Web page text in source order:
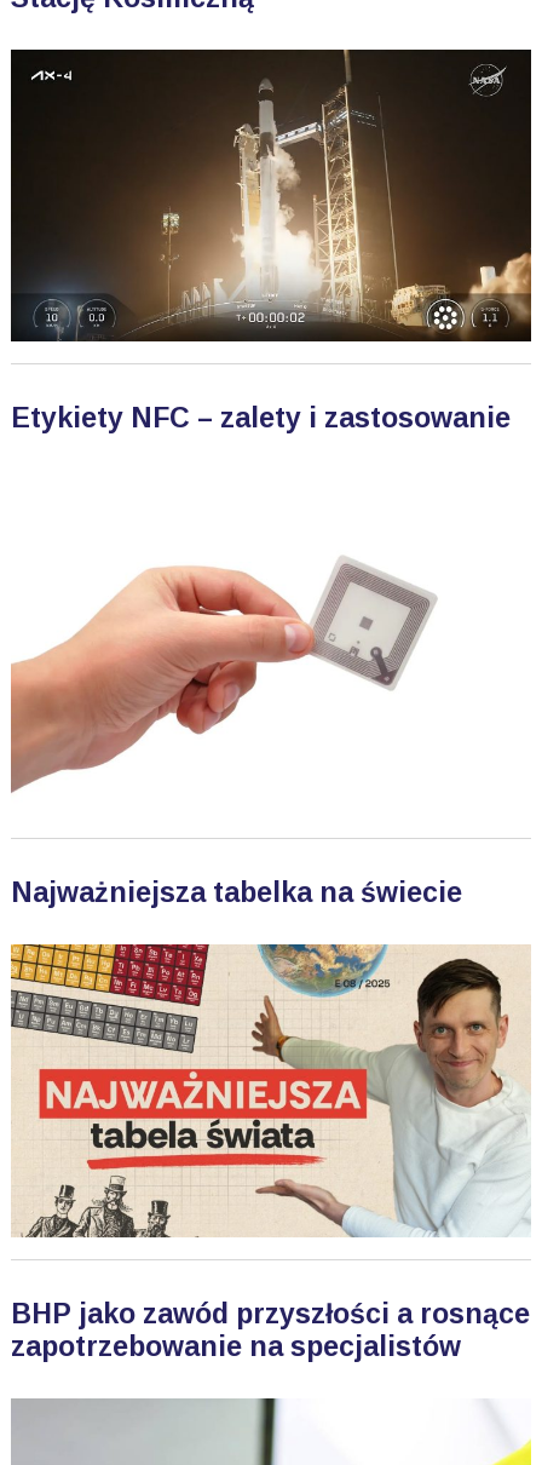
Etykiety NFC – zalety i zastosowanie
Najważniejsza tabelka na świecie
BHP jako zawód przyszłości a rosnące
zapotrzebowanie na specjalistów